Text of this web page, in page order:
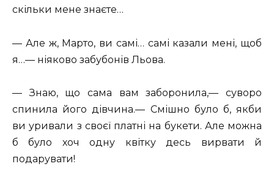
скільки мене знаєте…
— Але ж, Марто, ви самі… самі казали мені, щоб
я…— ніяково забубонів Льова.
— Знаю, що сама вам заборонила,— суворо
спинила його дівчина.— Смішно було б, якби
ви уривали з своєї платні на букети. Але можна
б було хоч одну квітку десь вирвати й
подарувати!